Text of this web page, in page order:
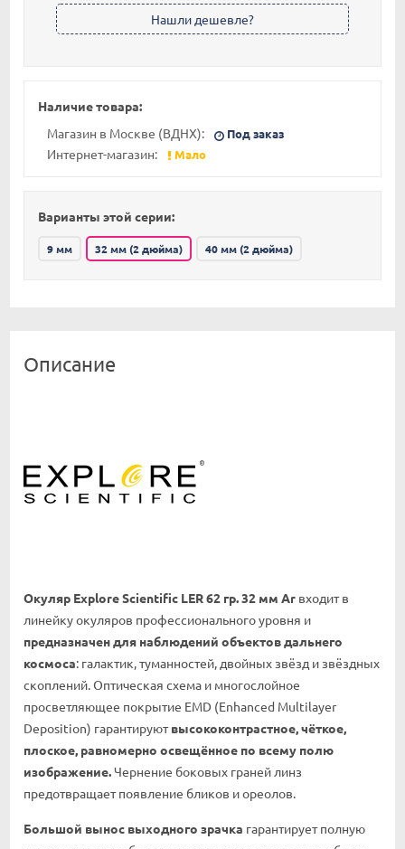
Наличие товара:
Магазин в Москве (ВДНХ):
Под заказ
Интернет-магазин: Мало
Варианты этой серии:
9 мм 32 мм (2 дюйма) 40 мм (2 дюйма)
Описание
Окуляр Explore Scientific LER 62 гр. 32 мм Ar входит в
линейку окуляров профессионального уровня и
предназначен для наблюдений объектов дальнего
космоса: галактик, туманностей, двойных звёзд и звёздных
скоплений. Оптическая схема и многослойное
просветляющее покрытие EMD (Enhanced Multilayer
Deposition) гарантируютвысококонтрастное, чёткое,
плоское, равномерно освещённое по всему полю
изображение.Чернение боковых граней линз
предотвращает появление бликов и ореолов.
Большой вынос выходного зрачка гарантирует полную